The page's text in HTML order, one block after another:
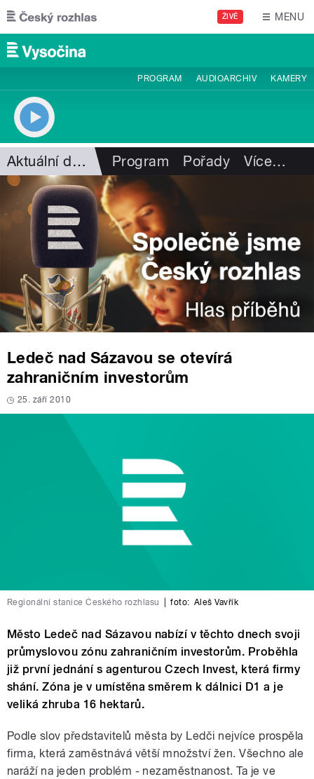
Přejít k hlavnímu obsahu
ŽIVĚ MENU
PROGRAM AUDIOARCHIV KAMERY
Aktuální dění Program Pořady Více…
Ledeč nad Sázavou se otevírá
zahraničním investorům
25. září 2010
Regionální stanice Českého rozhlasu foto: Aleš Vavřík
Město Ledeč nad Sázavou nabízí v těchto dnech svoji
průmyslovou zónu zahraničním investorům. Proběhla
již první jednání s agenturou Czech Invest, která firmy
shání. Zóna je v umístěna směrem k dálnici D1 a je
veliká zhruba 16 hektarů.
Podle slov představitelů města by Ledči nejvíce prospěla
firma, která zaměstnává větší množství žen. Všechno ale
naráží na jeden problém - nezaměstnanost. Ta je ve